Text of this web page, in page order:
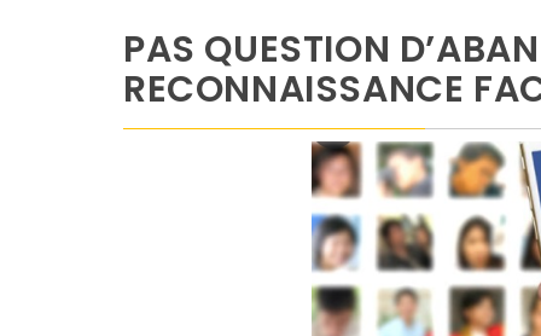
PAS QUESTION
RECONNAISSANCE